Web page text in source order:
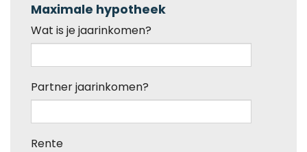
Maximale hypotheek
Wat is je jaarinkomen?
Partner jaarinkomen?
Rente